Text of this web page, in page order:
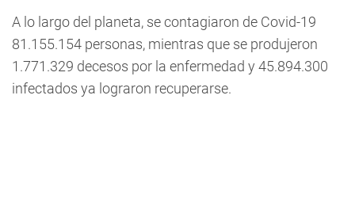
A lo largo del planeta, se contagiaron de Covid-19
81.155.154 personas, mientras que se produjeron
1.771.329 decesos por la enfermedad y 45.894.300
infectados ya lograron recuperarse.